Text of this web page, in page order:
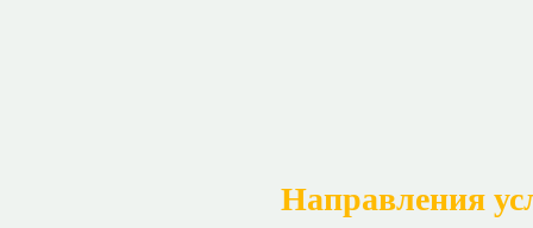
Направления